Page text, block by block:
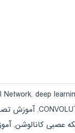
Network, deep
,آموزش
عصبی کانالوشن,